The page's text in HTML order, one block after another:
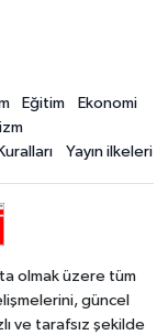
Eğitim
Ekonomi
Yayın ilkeleri
olmak üzere tüm
güncel
ve tarafsız şekilde